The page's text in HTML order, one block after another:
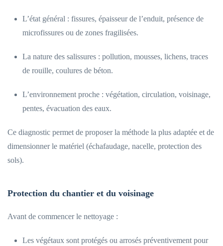
L’état général : fissures, épaisseur de l’enduit, présence de
microfissures ou de zones fragilisées.
La nature des salissures : pollution, mousses, lichens, traces
de rouille, coulures de béton.
L’environnement proche : végétation, circulation, voisinage,
pentes, évacuation des eaux.
Ce diagnostic permet de proposer la méthode la plus adaptée et de
dimensionner le matériel (échafaudage, nacelle, protection des
sols).
Protection du chantier et du voisinage
Avant de commencer le nettoyage :
Les végétaux sont protégés ou arrosés préventivement pour